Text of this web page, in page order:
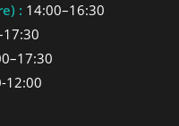
: 14:00–16:30
12:00